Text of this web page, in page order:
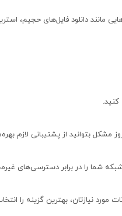
بتوانید از پشتیبانی لازم
مورد نیازتان، بهترین گزینه را